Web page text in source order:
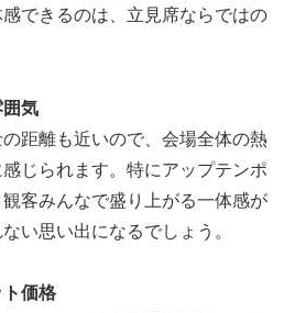
できるのは、立見席ならではの
囲気
距離も近いので、会場全体の熱
じられます。特にアップテンポ
客みんなで盛り上がる一体感が
い思い出になるでしょう。
ト価格